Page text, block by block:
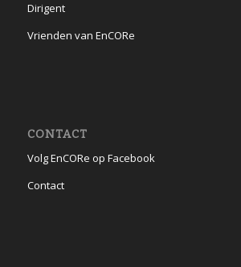
Dirigent
Vrienden van EnCORe
CONTACT
Volg EnCORe op Facebook
Contact